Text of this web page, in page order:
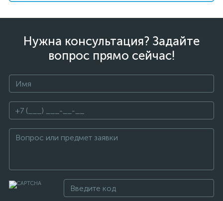
Нужна консультация? Задайте
вопрос прямо сейчас!